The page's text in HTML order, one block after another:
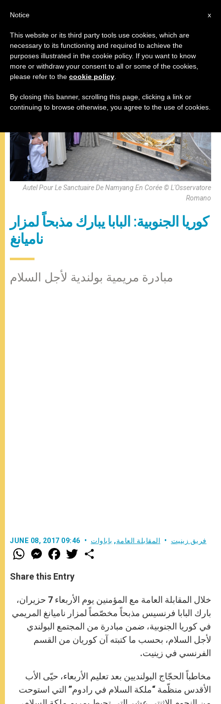
المقابلة العامة,باباوات
Autel Pour Le Sanctuaire De Namyang En Corée © L'Osservatore
Romano
كوريا الجنوبية: البابا يبارك مذبحاً لمزار
ناميانغ
مبادرة مريمية بولندية لأجل السلام
JUNE 08, 2017 09:46 فريق زينيت المقابلة العامة, باباوات
W
h
t
s
p
p
M
e
s
e
g
e
r
F
a
e
b
o
k
w
Share this Entry
خلال المقابلة العامة مع المؤمنين يوم الأربعاء 7 حزيران،
بارك البابا فرنسيس مذبحاً مخصّصاً لمزار ناميانغ المريمي
في كوريا الجنوبية، ضمن مبادرة من المجتمع البولندي
لأجل السلام، بحسب ما كتبته آن كوريان من القسم
الفرنسي في زينيت.
مخاطباً الحجّاج البولنديين بعد تعليم الأربعاء، حيّى الأب
الأقدس منظّمة “ملكة السلام في رادوم” التي استوحت
x
Notice
This website or its third party tools use cookies, which are
necessary to its functioning and required to achieve the
purposes illustrated in the cookie policy. If you want to know
more or withdraw your consent to all or some of the cookies,
please refer to the cookie policy
By closing this banner, scrolling this page, clicking a link or
continuing to browse otherwise, you agree to the use of cookies.